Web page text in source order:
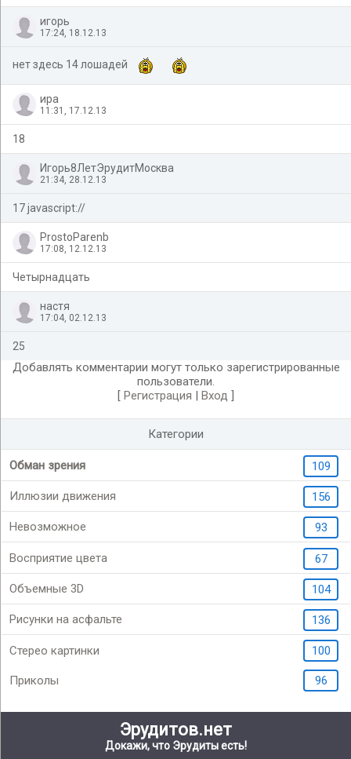
игорь
17:24, 18.12.13
нет здесь 14 лошадей
ира
11:31, 17.12.13
18
Игорь8ЛетЭрудитМосква
21:34, 28.12.13
17 javascript://
ProstoParenb
17:08, 12.12.13
Четырнадцать
настя
17:04, 02.12.13
25
Добавлять комментарии могут только зарегистрированные
пользователи.
[ Регистрация | Вход ]
Категории
Обман зрения 109
Иллюзии движения 156
Невозможное 93
Восприятие цвета 67
Объемные 3D 104
Рисунки на асфальте 136
Стерео картинки 100
Приколы 96
Эрудитов.нет
Докажи, что Эрудиты есть!